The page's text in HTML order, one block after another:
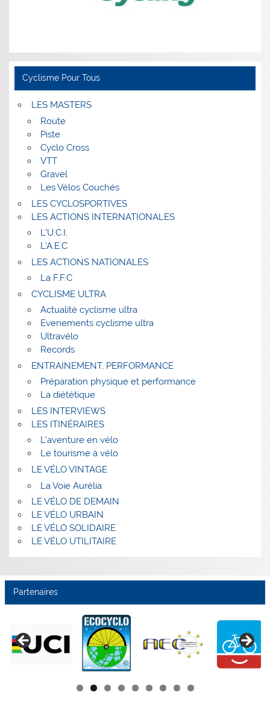
Cyclisme Pour Tous
LES MASTERS
Route
Piste
Cyclo Cross
VTT
Gravel
Les Vélos Couchés
LES CYCLOSPORTIVES
LES ACTIONS INTERNATIONALES
L’U.C.I.
L’A.E.C
LES ACTIONS NATIONALES
La F.F.C
CYCLISME ULTRA
Actualité cyclisme ultra
Evenements cyclisme ultra
Ultravélo
Records
ENTRAINEMENT, PERFORMANCE
Préparation physique et performance
La diététique
LES INTERVIEWS
LES ITINÉRAIRES
L’aventure en vélo
Le tourisme à vélo
LE VÉLO VINTAGE
La Voie Aurélia
LE VÉLO DE DEMAIN
LE VÉLO URBAIN
LE VÉLO SOLIDAIRE
LE VÉLO UTILITAIRE
Partenaires